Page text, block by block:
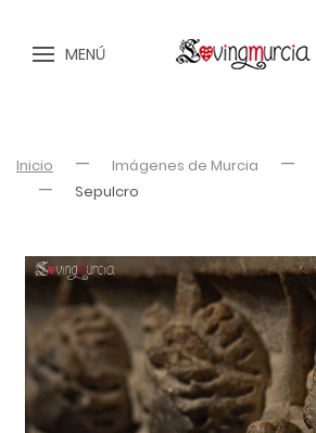
MENÚ
Inicio Imágenes de Murcia
Sepulcro